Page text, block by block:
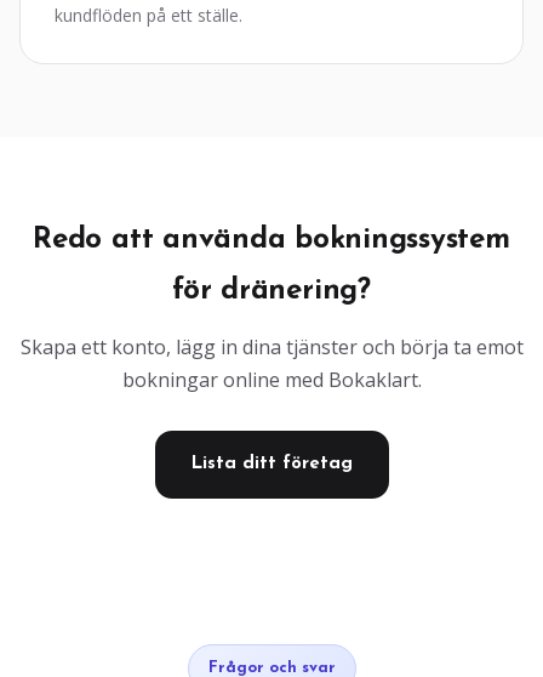
kundflöden på ett ställe.
Redo att använda bokningssystem
för dränering?
Skapa ett konto, lägg in dina tjänster och börja ta emot
bokningar online med Bokaklart.
Lista ditt företag
Frågor och svar